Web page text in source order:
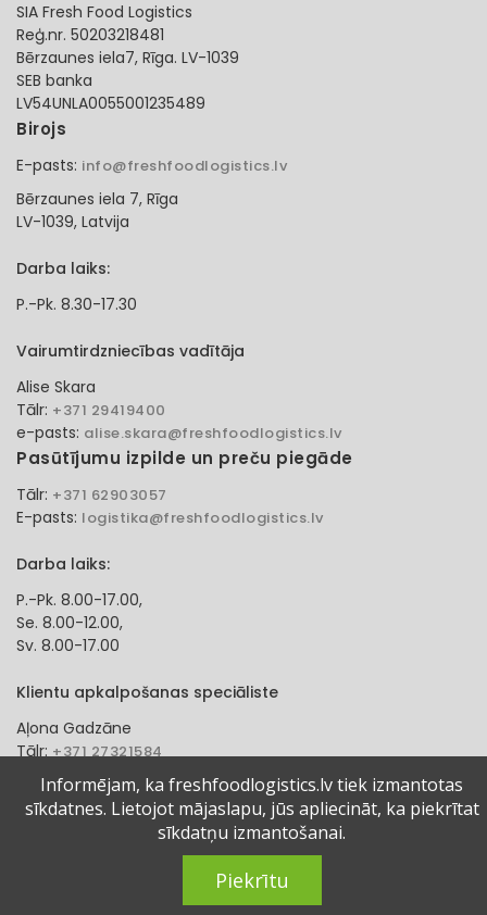
SIA Fresh Food Logistics
Reģ.nr. 50203218481
Bērzaunes iela7, Rīga. LV-1039
SEB banka
LV54UNLA0055001235489
Birojs
E-pasts: info@freshfoodlogistics.lv
Bērzaunes iela 7, Rīga
LV-1039, Latvija
Darba laiks:
P.-Pk. 8.30-17.30
Vairumtirdzniecības vadītāja
Alise Skara
Tālr: +371 29419400
e-pasts: alise.skara@freshfoodlogistics.lv
Pasūtījumu izpilde un preču piegāde
Tālr: +371 62903057
E-pasts: logistika@freshfoodlogistics.lv
Darba laiks:
P.-Pk. 8.00-17.00,
Se. 8.00-12.00,
Sv. 8.00-17.00
Klientu apkalpošanas speciāliste
Aļona Gadzāne
Tālr:+371 27321584
e-pasts: alona.gadzane@freshfoodlogistics.lv
© 2024 Fresh Food Logistics SIA. Visas tiesības aizsargātas.
Informējam, ka freshfoodlogistics.lv tiek izmantotas
sīkdatnes. Lietojot mājaslapu, jūs apliecināt, ka piekrītat
sīkdatņu izmantošanai.
Piekrītu